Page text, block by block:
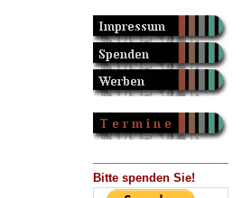
Bitte spenden Sie!